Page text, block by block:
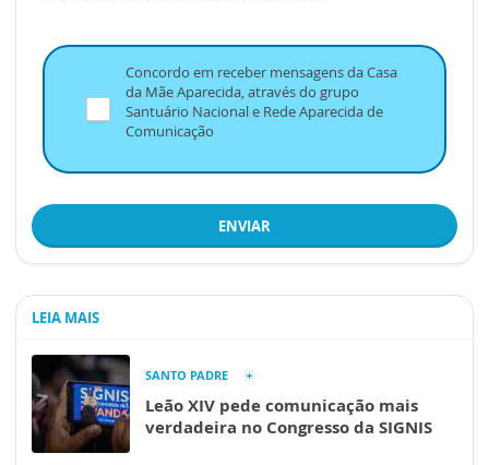
Concordo em receber mensagens da Casa
da Mãe Aparecida, através do grupo
Santuário Nacional e Rede Aparecida de
Comunicação
ENVIAR
LEIA MAIS
SANTO PADRE
Leão XIV pede comunicação mais
verdadeira no Congresso da SIGNIS